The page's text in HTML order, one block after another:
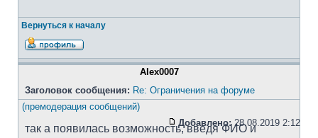
Вернуться к началу
Alex0007
Заголовок сообщения: Re: Ограничения на форуме
(премодерация сообщений)
Добавлено:28.08.2019 2:12
так а появилась возможность, введя ФИО и